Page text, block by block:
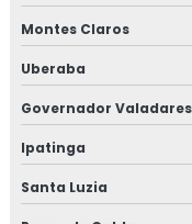
Isolamento térmico
Isolamento térmico
Isolamento térmico
Isolamento térmico
Isolamento térmico
Montes Claros
Uberaba
Governador Valadares
Ipatinga
Santa Luzia